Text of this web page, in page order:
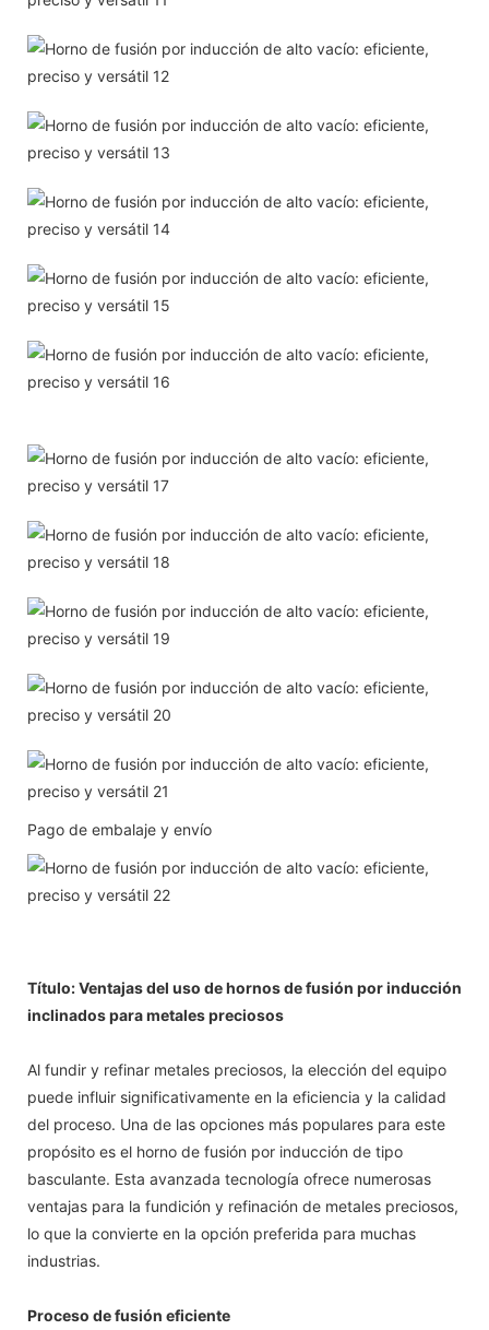
Pago de embalaje y envío
Título: Ventajas del uso de hornos de fusión por inducción
inclinados para metales preciosos
Al fundir y refinar metales preciosos, la elección del equipo
puede influir significativamente en la eficiencia y la calidad
del proceso. Una de las opciones más populares para este
propósito es el horno de fusión por inducción de tipo
basculante. Esta avanzada tecnología ofrece numerosas
ventajas para la fundición y refinación de metales preciosos,
lo que la convierte en la opción preferida para muchas
industrias.
Proceso de fusión eficiente